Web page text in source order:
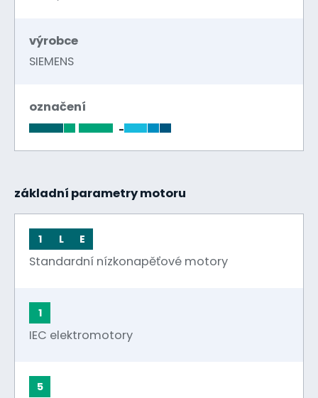
výrobce
SIEMENS
označení
-
základní parametry motoru
1 L E
Standardní nízkonapěťové motory
1
IEC elektromotory
5